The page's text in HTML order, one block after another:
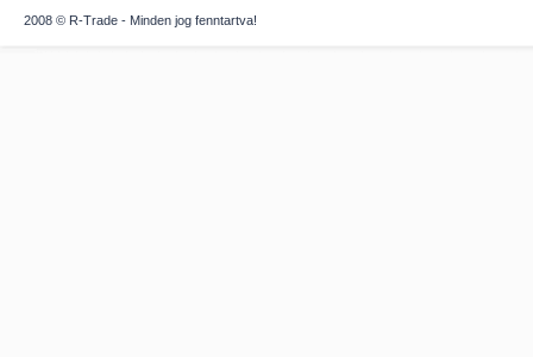
2008 © R-Trade - Minden jog fenntartva!